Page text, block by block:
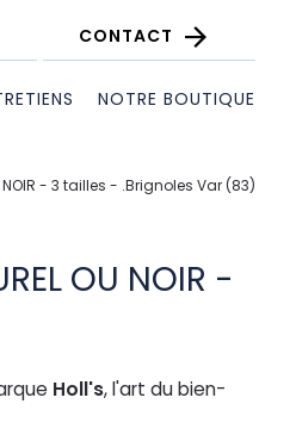
CONTACT
NOTRE BOUTIQUE
NOIR - 3 tailles - .Brignoles Var (83)
OU NOIR -
Holl's, l'art du bien-